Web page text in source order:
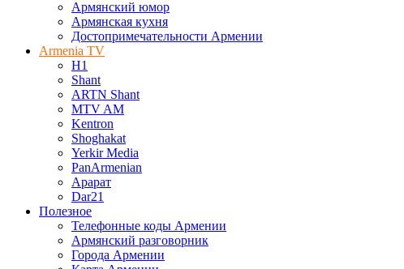
Армянский юмор
Армянская кухня
Достопримечательности Армении
Armenia TV
H1
Shant
ARTN Shant
MTV AM
Kentron
Shoghakat
Yerkir Media
PanArmenian
Арарат
Dar21
Полезное
Телефонные коды Армении
Армянский разговорник
Города Армении